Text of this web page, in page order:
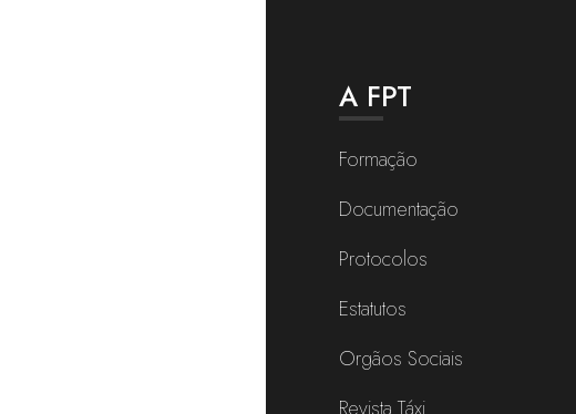
A FPT
Formação
Documentação
Protocolos
Estatutos
Orgãos Sociais